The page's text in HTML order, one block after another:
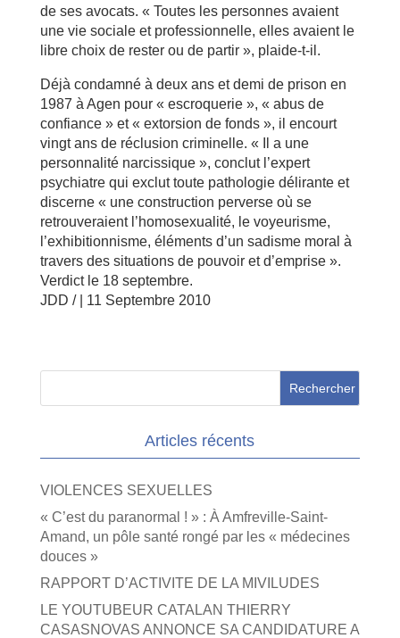
de ses avocats. « Toutes les personnes avaient
une vie sociale et professionnelle, elles avaient le
libre choix de rester ou de partir », plaide-t-il.
Déjà condamné à deux ans et demi de prison en
1987 à Agen pour « escroquerie », « abus de
confiance » et « extorsion de fonds », il encourt
vingt ans de réclusion criminelle. « Il a une
personnalité narcissique », conclut l’expert
psychiatre qui exclut toute pathologie délirante et
discerne « une construction perverse où se
retrouveraient l’homosexualité, le voyeurisme,
l’exhibitionnisme, éléments d’un sadisme moral à
travers des situations de pouvoir et d’emprise ».
Verdict le 18 septembre.
JDD / | 11 Septembre 2010
Articles récents
VIOLENCES SEXUELLES
« C’est du paranormal ! » : À Amfreville-Saint-
Amand, un pôle santé rongé par les « médecines
douces »
RAPPORT D’ACTIVITE DE LA MIVILUDES
LE YOUTUBEUR CATALAN THIERRY
CASASNOVAS ANNONCE SA CANDIDATURE A